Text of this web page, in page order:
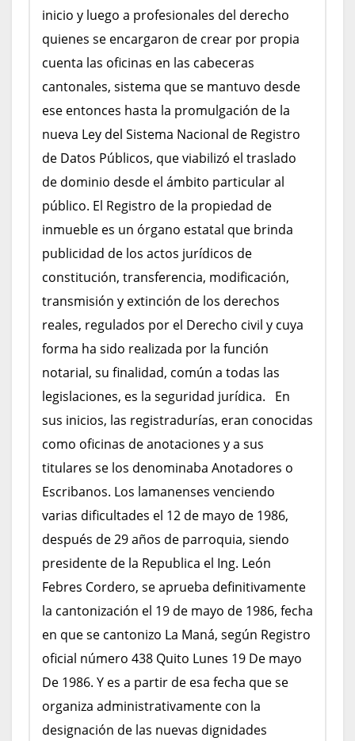
inicio y luego a profesionales del derecho
quienes se encargaron de crear por propia
cuenta las oficinas en las cabeceras
cantonales, sistema que se mantuvo desde
ese entonces hasta la promulgación de la
nueva Ley del Sistema Nacional de Registro
de Datos Públicos, que viabilizó el traslado
de dominio desde el ámbito particular al
público. El Registro de la propiedad de
inmueble es un órgano estatal que brinda
publicidad de los actos jurídicos de
constitución, transferencia, modificación,
transmisión y extinción de los derechos
reales, regulados por el Derecho civil y cuya
forma ha sido realizada por la función
notarial, su finalidad, común a todas las
legislaciones, es la seguridad jurídica.
En
sus inicios, las registradurías, eran conocidas
como oficinas de anotaciones y a sus
titulares se los denominaba Anotadores o
Escribanos. Los lamanenses venciendo
varias dificultades el 12 de mayo de 1986,
después de 29 años de parroquia, siendo
presidente de la Republica el Ing. León
Febres Cordero, se aprueba definitivamente
la cantonización el 19 de mayo de 1986, fecha
en que se cantonizo La Maná, según Registro
oficial número 438 Quito Lunes 19 De mayo
De 1986. Y es a partir de esa fecha que se
organiza administrativamente con la
designación de las nuevas dignidades